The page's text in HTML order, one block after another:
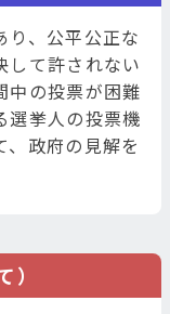
り、公平公正な
して許されない
中の投票が困難
選挙人の投票機
政府の見解を